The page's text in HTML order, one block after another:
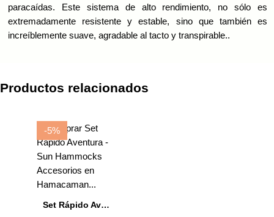
paracaídas. Este sistema de alto rendimiento, no sólo es
extremadamente resistente y estable, sino que también es
increíblemente suave, agradable al tacto y transpirable..
Productos relacionados
-5%
Set Rápido Aventura